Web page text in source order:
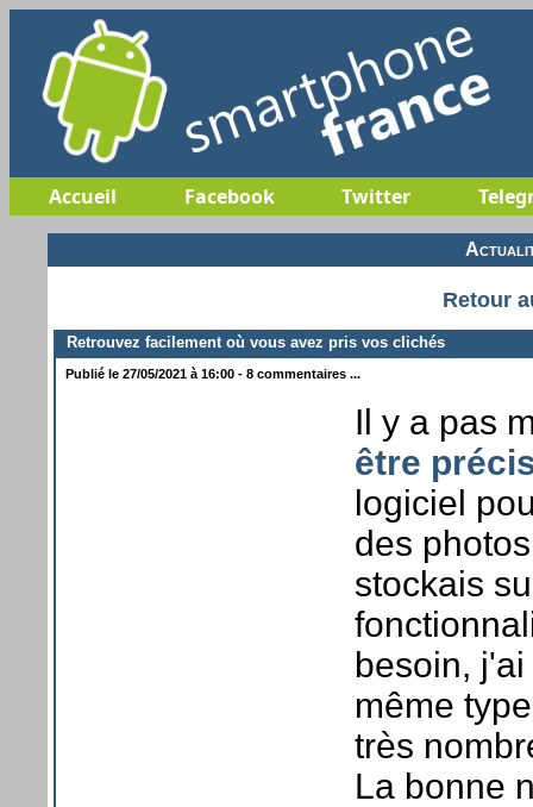
Accueil Facebook Twitter
Retour
Retrouvez facilement où vous avez pris vos clichés
Publié le 27/05/2021 à 16:00 - 8 commentaires ...
Il y a pas
être
logiciel
des
stockais
besoin,
même
très
La bonne